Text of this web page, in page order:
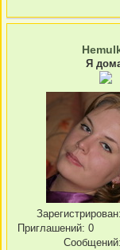
Я
Зарегистрирован
Приглашений: 0
Сообщений: